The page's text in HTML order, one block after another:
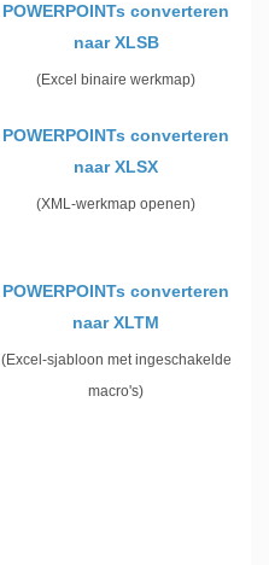
POWERPOINTs converteren
naar XLSB
(Excel binaire werkmap)
POWERPOINTs converteren
naar XLSX
(XML-werkmap openen)
POWERPOINTs converteren
naar XLTM
(Excel-sjabloon met ingeschakelde
macro's)